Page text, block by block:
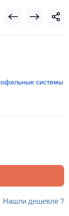
системы
Нашли дешевле ?